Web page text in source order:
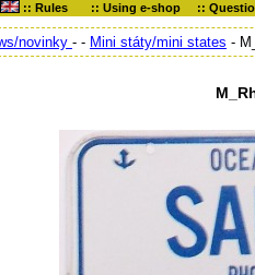
:: Rules :: Using e-shop ::
novinky - - Mini státy/mini states -